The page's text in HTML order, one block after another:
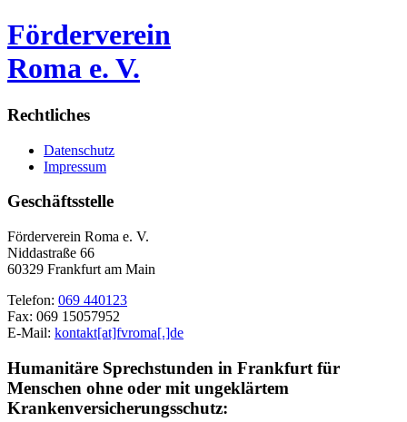
Förderverein
Roma e. V.
Rechtliches
Datenschutz
Impressum
Geschäftsstelle
Förderverein Roma e. V.
Niddastraße 66
60329 Frankfurt am Main
Telefon: 069 440123
Fax: 069 15057952
E-Mail: kontakt[at]fvroma[.]de
Humanitäre Sprechstunden in Frankfurt für
Menschen ohne oder mit ungeklärtem
Krankenversicherungsschutz: